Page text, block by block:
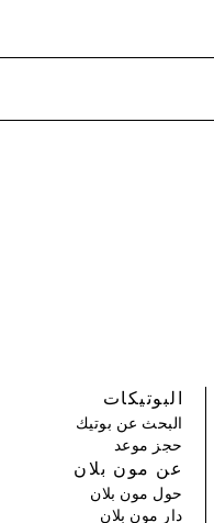
البوتيكات
البحث عن بوتيك
حجز موعد
عن مون بلان
حول مون بلان
دار مون بلان